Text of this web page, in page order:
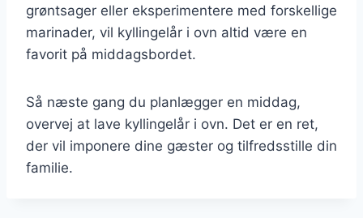
grøntsager eller eksperimentere med forskellige
marinader, vil kyllingelår i ovn altid være en
favorit på middagsbordet.
Så næste gang du planlægger en middag,
overvej at lave kyllingelår i ovn. Det er en ret,
der vil imponere dine gæster og tilfredsstille din
familie.